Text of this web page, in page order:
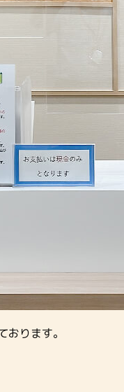
ります。